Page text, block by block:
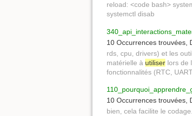
reload: <code bash>
systemctl disab
10 Occurrences trouvées
rds, cpu, drivers) et les
matérielle à utiliser lors de
fonctionnalités (RTC,
10 Occurrences trouvées,
bien, cela facilite le